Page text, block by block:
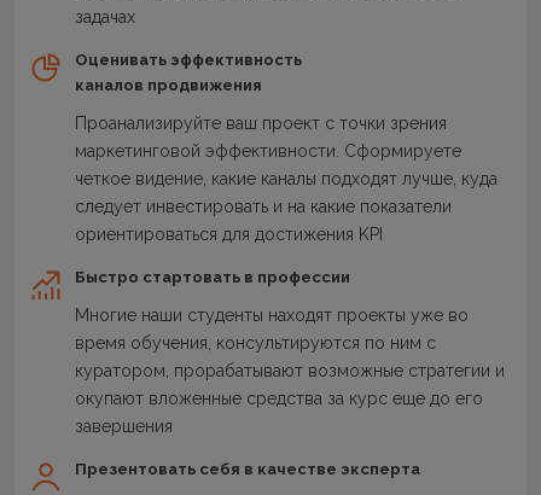
задачах
Оценивать эффективность
каналов продвижения
Проанализируйте ваш проект с точки зрения
маркетинговой эффективности. Сформируете
четкое видение, какие каналы подходят лучше, куда
следует инвестировать и на какие показатели
ориентироваться для достижения KPI
Быстро стартовать в профессии
Многие наши студенты находят проекты уже во
время обучения, консультируются по ним с
куратором, прорабатывают возможные стратегии и
окупают вложенные средства за курс еще до его
завершения
Презентовать себя в качестве эксперта